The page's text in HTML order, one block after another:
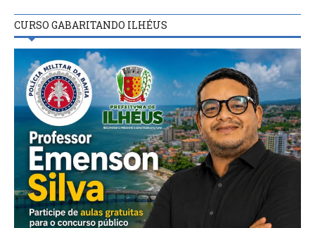
CURSO GABARITANDO ILHÉUS